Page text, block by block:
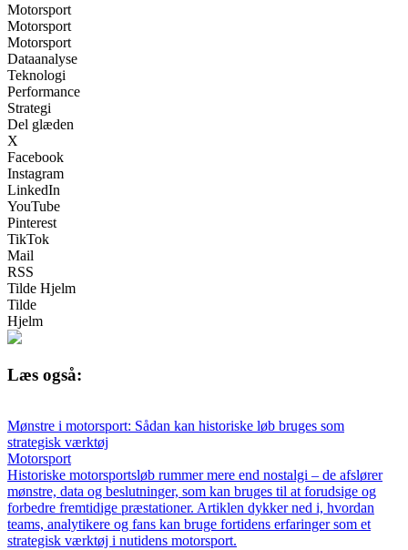
Motorsport
Motorsport
Motorsport
Dataanalyse
Teknologi
Performance
Strategi
Del glæden
X
Facebook
Instagram
LinkedIn
YouTube
Pinterest
TikTok
Mail
RSS
Tilde Hjelm
Tilde
Hjelm
Læs også:
Mønstre i motorsport: Sådan kan historiske løb bruges som
strategisk værktøj
Motorsport
Historiske motorsportsløb rummer mere end nostalgi – de afslører
mønstre, data og beslutninger, som kan bruges til at forudsige og
forbedre fremtidige præstationer. Artiklen dykker ned i, hvordan
teams, analytikere og fans kan bruge fortidens erfaringer som et
strategisk værktøj i nutidens motorsport.